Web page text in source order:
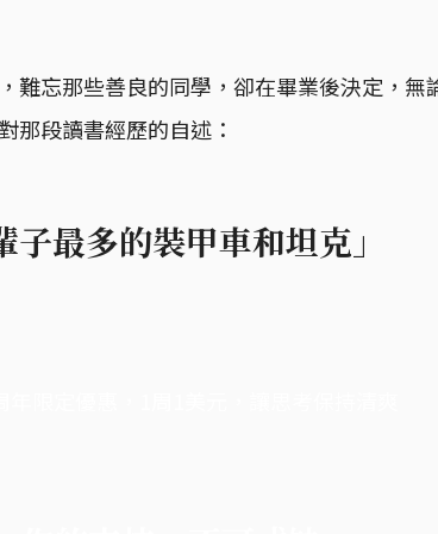
難忘那些善良的同學，卻在畢業後決定，無
那段讀書經歷的自述：
子最多的裝甲車和坦克」